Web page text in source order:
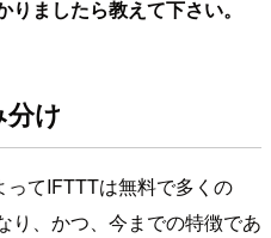
りましたら教えて下さい。
け
てIFTTTは無料で多くの
り、かつ、今までの特徴であ